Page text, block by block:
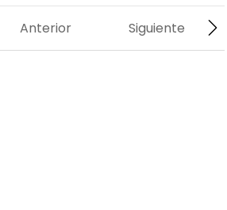
Siguiente
Anterior